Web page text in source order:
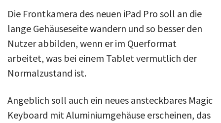
Die Frontkamera des neuen iPad Pro soll an die
lange Gehäuseseite wandern und so besser den
Nutzer abbilden, wenn er im Querformat
arbeitet, was bei einem Tablet vermutlich der
Normalzustand ist.
Angeblich soll auch ein neues ansteckbares Magic
Keyboard mit Aluminiumgehäuse erscheinen, das